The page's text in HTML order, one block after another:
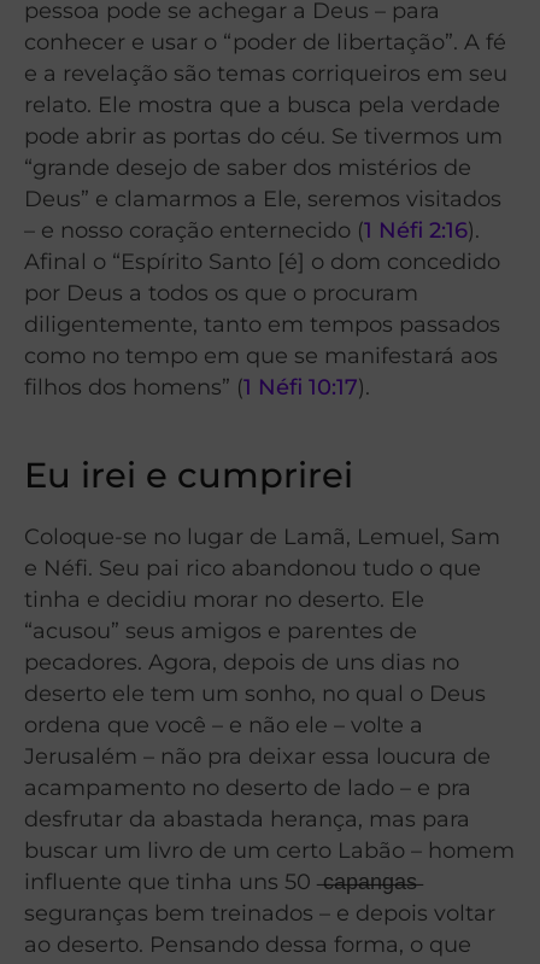
pessoa pode se achegar a Deus – para
conhecer e usar o “poder de libertação”. A fé
e a revelação são temas corriqueiros em seu
relato. Ele mostra que a busca pela verdade
pode abrir as portas do céu. Se tivermos um
“grande desejo de saber dos mistérios de
Deus” e clamarmos a Ele, seremos visitados
– e nosso coração enternecido (1 Néfi 2:16).
Afinal o “Espírito Santo [é] o dom concedido
por Deus a todos os que o procuram
diligentemente, tanto em tempos passados
como no tempo em que se manifestará aos
filhos dos homens” (1 Néfi 10:17).
Eu irei e cumprirei
Coloque-se no lugar de Lamã, Lemuel, Sam
e Néfi. Seu pai rico abandonou tudo o que
tinha e decidiu morar no deserto. Ele
“acusou” seus amigos e parentes de
pecadores. Agora, depois de uns dias no
deserto ele tem um sonho, no qual o Deus
ordena que você – e não ele – volte a
Jerusalém – não pra deixar essa loucura de
acampamento no deserto de lado – e pra
desfrutar da abastada herança, mas para
buscar um livro de um certo Labão – homem
influente que tinha uns 50 ̶c̶a̶p̶a̶n̶g̶a̶s̶
seguranças bem treinados – e depois voltar
ao deserto. Pensando dessa forma, o que